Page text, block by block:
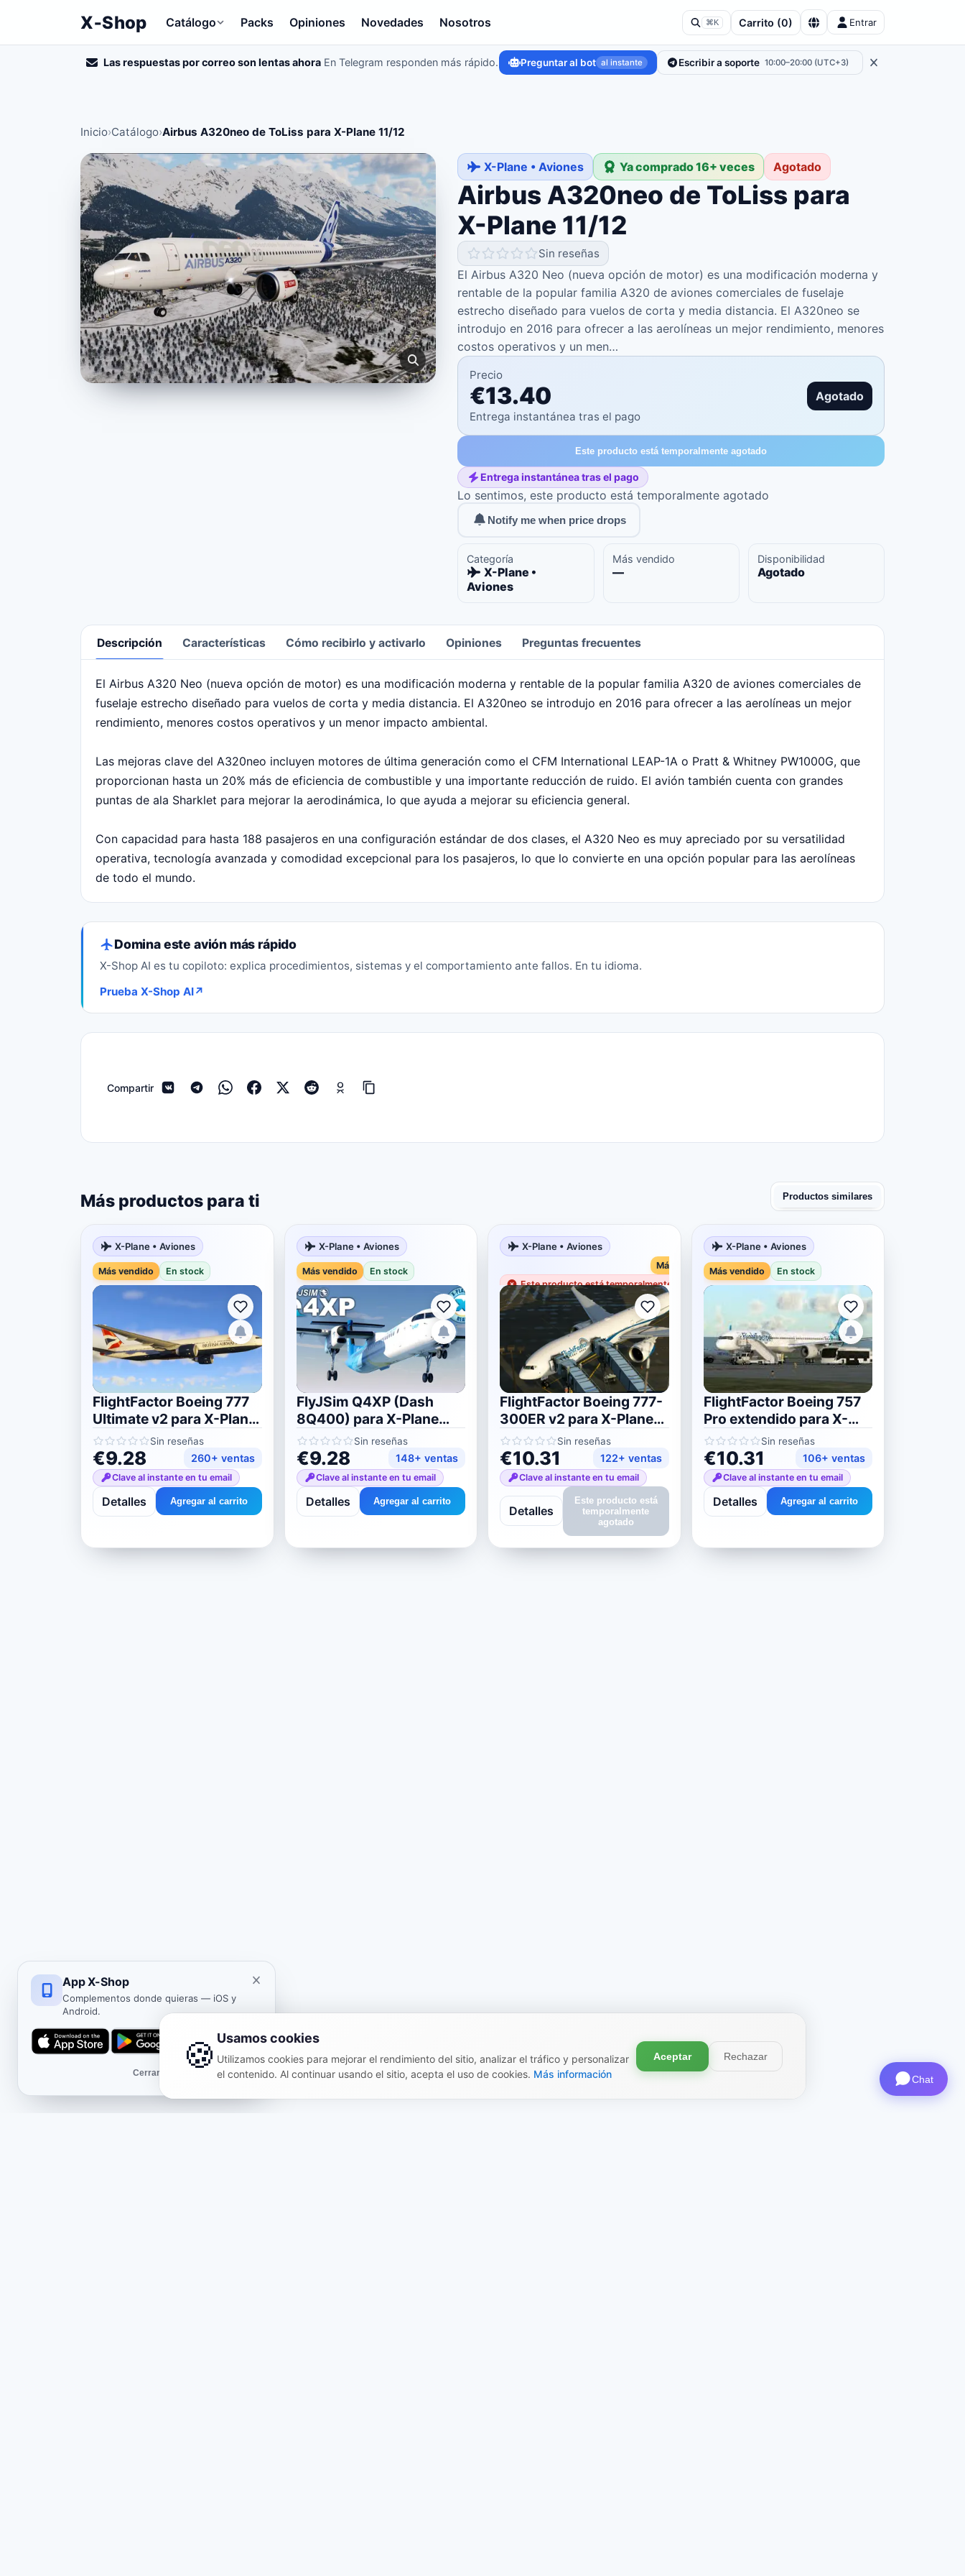
X‑Shop Catálogo Packs Opiniones Novedades Nosotros ⌘K Carrito (0) Entrar
Las respuestas por correo son lentas ahora En Telegram responden más rápido. Preguntar al bot al instante Escribir a soporte 10:00–20:00 (UTC+3)
Inicio›Catálogo›Airbus A320neo de ToLiss para X-Plane 11/12
X-Plane • Aviones Ya comprado 16+ veces Agotado
Airbus A320neo de ToLiss para
X-Plane 11/12
Sin reseñas
El Airbus A320 Neo (nueva opción de motor) es una modificación moderna y
rentable de la popular familia A320 de aviones comerciales de fuselaje
estrecho diseñado para vuelos de corta y media distancia. El A320neo se
introdujo en 2016 para ofrecer a las aerolíneas un mejor rendimiento, menores
costos operativos y un men…
Precio
€13.40
Entrega instantánea tras el pago
Agotado
Este producto está temporalmente agotado
Entrega instantánea tras el pago
Lo sentimos, este producto está temporalmente agotado
Notify me when price drops
Categoría
X-Plane •
Aviones
Más vendido
—
Disponibilidad
Agotado
Descripción Características Cómo recibirlo y activarlo Opiniones Preguntas frecuentes
Descripción
El Airbus A320 Neo (nueva opción de motor) es una modificación moderna y rentable de la popular familia A320 de aviones comerciales de
fuselaje estrecho diseñado para vuelos de corta y media distancia. El A320neo se introdujo en 2016 para ofrecer a las aerolíneas un mejor
rendimiento, menores costos operativos y un menor impacto ambiental.
Las mejoras clave del A320neo incluyen motores de última generación como el CFM International LEAP-1A o Pratt & Whitney PW1000G, que
proporcionan hasta un 20% más de eficiencia de combustible y una importante reducción de ruido. El avión también cuenta con grandes
puntas de ala Sharklet para mejorar la aerodinámica, lo que ayuda a mejorar su eficiencia general.
Con capacidad para hasta 188 pasajeros en una configuración estándar de dos clases, el A320 Neo es muy apreciado por su versatilidad
operativa, tecnología avanzada y comodidad excepcional para los pasajeros, lo que lo convierte en una opción popular para las aerolíneas
de todo el mundo.
Domina este avión más rápido
X-Shop AI es tu copiloto: explica procedimientos, sistemas y el comportamiento ante fallos. En tu idioma.
Prueba X-Shop AI↗
Compartir
Más productos para ti Productos similares
X-Plane • Aviones
Más vendido En stock
FlightFactor Boeing 777
Ultimate v2 para X-Plane
11/12
Sin reseñas
€9.28 260+ ventas
Clave al instante en tu email
Detalles Agregar al carrito
X-Plane • Aviones
Más vendido En stock
FlyJSim Q4XP (Dash
8Q400) para X-Plane
11/12
Sin reseñas
€9.28 148+ ventas
Clave al instante en tu email
Detalles Agregar al carrito
X-Plane • Aviones
Más vendido
Este producto está temporalmente agotado
FlightFactor Boeing 777-
300ER v2 para X-Plane
12
Sin reseñas
€10.31 122+ ventas
Clave al instante en tu email
Detalles
Este producto está
temporalmente
agotado
X-Plane • Aviones
Más vendido En stock
FlightFactor Boeing 757
Pro extendido para X-
Plane 11/12Sin reseñas
€10.31 106+ ventas
Clave al instante en tu email
Detalles Agregar al carrito
Chat
App X-Shop
Complementos donde quieras — iOS y
Android.
Cerrar 🍪 Usamos cookies
Utilizamos cookies para mejorar el rendimiento del sitio, analizar el tráfico y personalizar
el contenido. Al continuar usando el sitio, acepta el uso de cookies. Más información
Aceptar Rechazar